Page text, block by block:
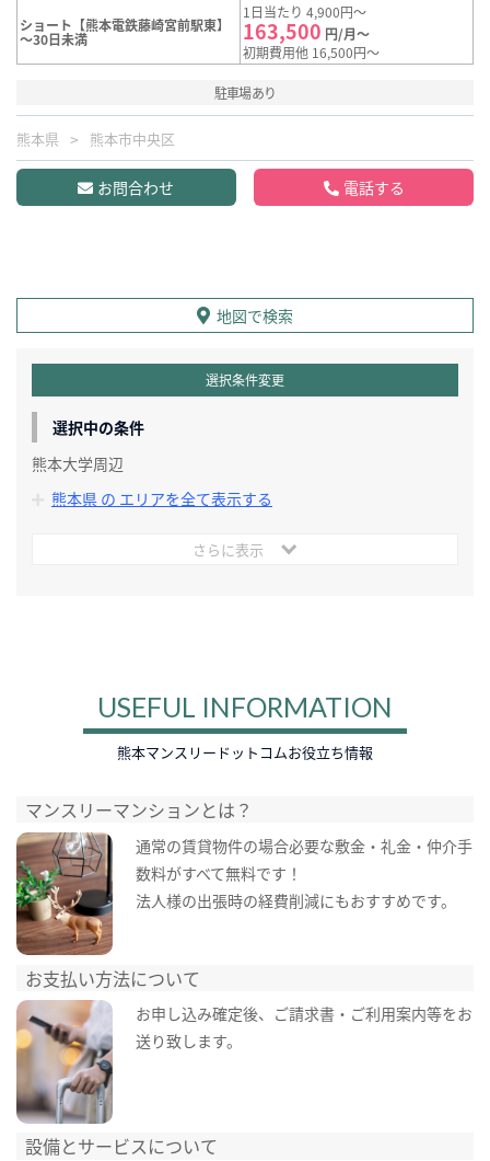
ショート【熊本電鉄藤崎宮前駅東】
～30日未満
1日当たり 4,900円～
163,500 円/月～
初期費用他 16,500円～
駐車場あり
熊本県 熊本市中央区
お問合わせ 電話する
地図で検索
選択条件変更
選択中の条件
熊本大学周辺
熊本県 の エリアを全て表示する
さらに表示
USEFUL INFORMATION
熊本マンスリードットコムお役立ち情報
マンスリーマンションとは？
通常の賃貸物件の場合必要な敷金・礼金・仲介手
数料がすべて無料です！
法人様の出張時の経費削減にもおすすめです。
お支払い方法について
お申し込み確定後、ご請求書・ご利用案内等をお
送り致します。
設備とサービスについて